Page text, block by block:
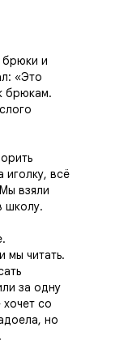
брюки и
«Это
брюкам.
иголку, всё
взяли
школу.
мы читать.
за одну
хочет со
но